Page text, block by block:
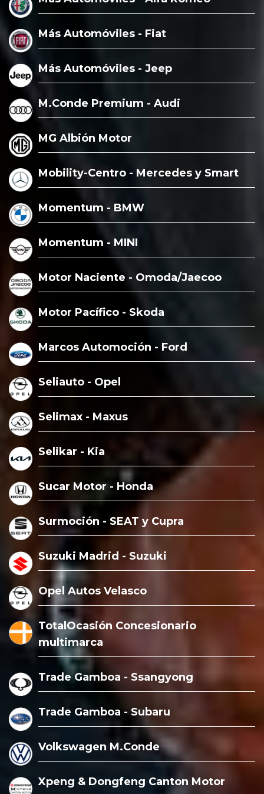
Más Automóviles - Fiat
Más Automóviles - Jeep
M.Conde Premium - Audi
MG Albión Motor
Mobility-Centro - Mercedes y Smart
Momentum - BMW
Momentum - MINI
Motor Naciente - Omoda/Jaecoo
Motor Pacífico - Skoda
Marcos Automoción - Ford
Seliauto - Opel
Selimax - Maxus
Selikar - Kia
Sucar Motor - Honda
Surmoción - SEAT y Cupra
Suzuki Madrid - Suzuki
Opel Autos Velasco
TotalOcasión Concesionario
multimarca
Trade Gamboa - Ssangyong
Trade Gamboa - Subaru
Volkswagen M.Conde
Xpeng & Dongfeng Canton Motor